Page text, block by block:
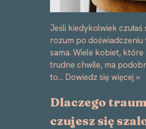
Jeśli kiedykolwiek czułaś
rozum po doświadczeniu
sama. Wiele kobiet,
trudne chwile, ma
to… Dowiedz się więcej »
Dlaczego
czujesz się